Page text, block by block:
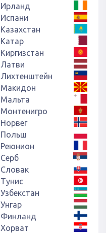
Ирланд
Испани
Казахстан
Катар
Киргизстан
Латви
Лихтенштейн
Макидон
Мальта
Монтенигро
Норвег
Польш
Реюнион
Серб
Словак
Тунис
Узбекстан
Унгар
Финланд
Хорват